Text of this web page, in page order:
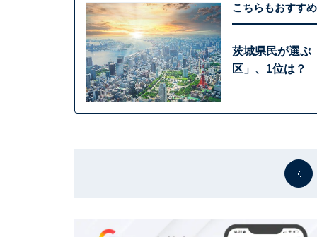
こちらもおすすめ
茨城県民が選ぶ
区」、1位は？